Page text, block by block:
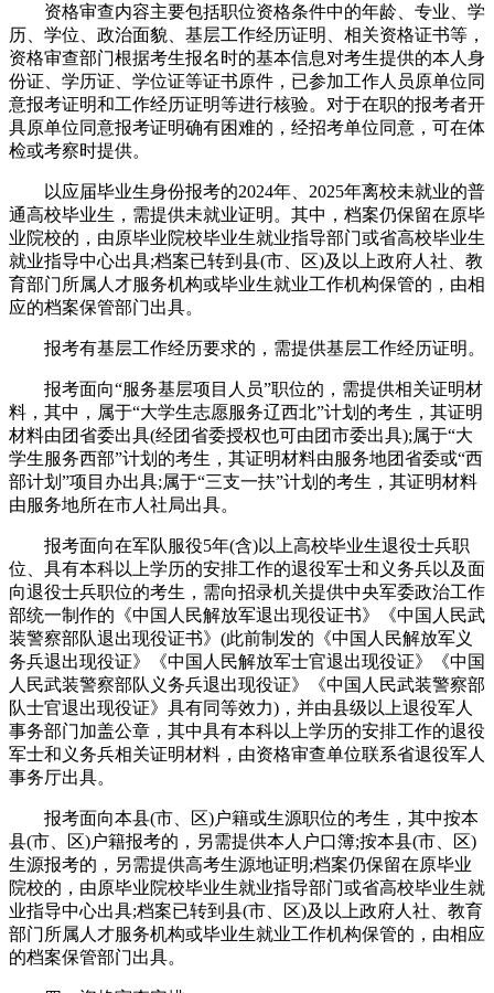
资格审查内容主要包括职位资格条件中的年龄、专业、学
历、学位、政治面貌、基层工作经历证明、相关资格证书等，
资格审查部门根据考生报名时的基本信息对考生提供的本人身
份证、学历证、学位证等证书原件，已参加工作人员原单位同
意报考证明和工作经历证明等进行核验。对于在职的报考者开
具原单位同意报考证明确有困难的，经招考单位同意，可在体
检或考察时提供。
以应届毕业生身份报考的2024年、2025年离校未就业的普
通高校毕业生，需提供未就业证明。其中，档案仍保留在原毕
业院校的，由原毕业院校毕业生就业指导部门或省高校毕业生
就业指导中心出具;档案已转到县(市、区)及以上政府人社、教
育部门所属人才服务机构或毕业生就业工作机构保管的，由相
应的档案保管部门出具。
报考有基层工作经历要求的，需提供基层工作经历证明。
报考面向“服务基层项目人员”职位的，需提供相关证明材
料，其中，属于“大学生志愿服务辽西北”计划的考生，其证明
材料由团省委出具(经团省委授权也可由团市委出具);属于“大
学生服务西部”计划的考生，其证明材料由服务地团省委或“西
部计划”项目办出具;属于“三支一扶”计划的考生，其证明材料
由服务地所在市人社局出具。
报考面向在军队服役5年(含)以上高校毕业生退役士兵职
位、具有本科以上学历的安排工作的退役军士和义务兵以及面
向退役士兵职位的考生，需向招录机关提供中央军委政治工作
部统一制作的《中国人民解放军退出现役证书》《中国人民武
装警察部队退出现役证书》(此前制发的《中国人民解放军义
务兵退出现役证》《中国人民解放军士官退出现役证》《中国
人民武装警察部队义务兵退出现役证》《中国人民武装警察部
队士官退出现役证》具有同等效力)，并由县级以上退役军人
事务部门加盖公章，其中具有本科以上学历的安排工作的退役
军士和义务兵相关证明材料，由资格审查单位联系省退役军人
事务厅出具。
报考面向本县(市、区)户籍或生源职位的考生，其中按本
县(市、区)户籍报考的，另需提供本人户口簿;按本县(市、区)
生源报考的，另需提供高考生源地证明;档案仍保留在原毕业
院校的，由原毕业院校毕业生就业指导部门或省高校毕业生就
业指导中心出具;档案已转到县(市、区)及以上政府人社、教育
部门所属人才服务机构或毕业生就业工作机构保管的，由相应
的档案保管部门出具。